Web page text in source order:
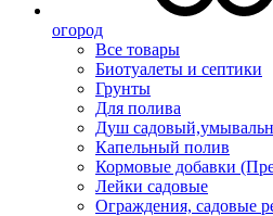
огород
Все товары
Биотуалеты и септики
Грунты
Для полива
Душ
Капельный полив
Кормовые добавки
Лейки садовые
Ограждения, садовые